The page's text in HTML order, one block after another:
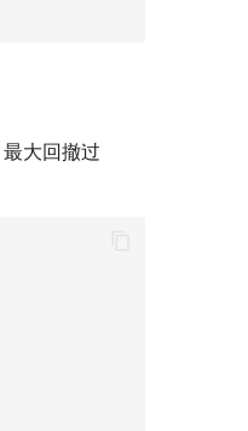
大回撤过